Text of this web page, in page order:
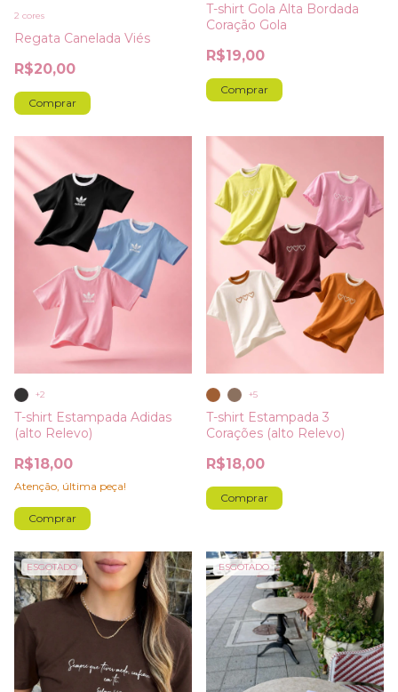
Regata Canelada Viés
R$20,00
2 cores
Comprar
T-shirt Gola Alta Bordada
Coração Gola
R$19,00
Comprar
T-shirt Estampada Adidas
(alto Relevo)
R$18,00
Atenção, última peça!
+2
Comprar
T-shirt Estampada 3
Corações (alto Relevo)
R$18,00
+5
Comprar
ESGOTADO ESGOTADO